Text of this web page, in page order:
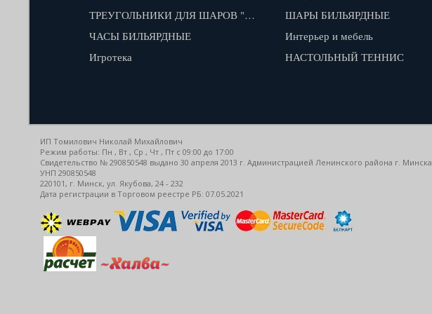
ТРЕУГОЛЬНИКИ ДЛЯ ШАРОВ "КАЮКОВ"
ШАРЫ БИЛЬЯРДНЫЕ
ЧАСЫ БИЛЬЯРДНЫЕ
Интерьер и мебель
Игротека
НАСТОЛЬНЫЙ ТЕННИС
ИП Томилович Николай Михайлович
Режим работы: Пн , Вт , Ср , Чт , Пт c 09:00 до 17:00
Свидетельство № 290850548 выдано 30 апреля 2013 г. Администрацией Ленинского района г. Минска
УНП 290850548
220101, г. Минск, ул. Якубова, 24 - 232
Дата регистрации в Торговом реестре РБ: 07.05.2021